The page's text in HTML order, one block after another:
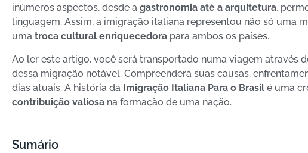
inúmeros aspectos, desde a gastronomia até a arquitetura,
linguagem. Assim, a imigração italiana representou não só uma
uma troca cultural enriquecedora para ambos os países.
Ao ler este artigo, você será transportado numa viagem através
dessa migração notável. Compreenderá suas causas,
dias atuais. A história da Imigração Italiana Para o Brasil é uma
contribuição valiosa na formação de uma nação.
Sumário